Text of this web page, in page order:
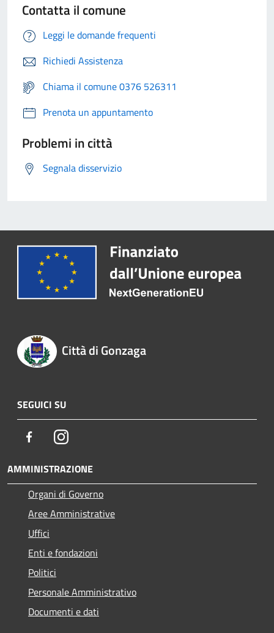
Contatta il comune
Leggi le domande frequenti
Richiedi Assistenza
Chiama il comune 0376 526311
Prenota un appuntamento
Problemi in città
Segnala disservizio
Città di Gonzaga
SEGUICI SU
FacebookInstagram
AMMINISTRAZIONE
Organi di Governo
Aree Amministrative
Uffici
Enti e fondazioni
Politici
Personale Amministrativo
Documenti e dati